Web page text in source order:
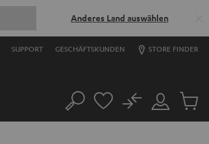
Anderes Land auswählen
SUPPORT GESCHÄFTSKUNDEN STORE FINDER
Suche
Mein
Konto
No
Artikel